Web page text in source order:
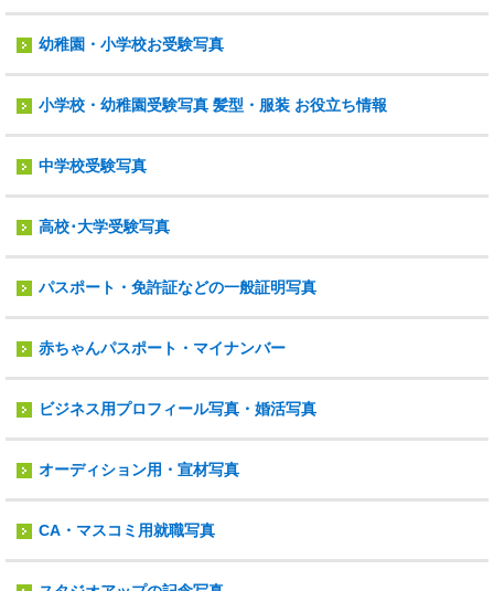
幼稚園・小学校お受験写真
小学校・幼稚園受験写真 髪型・服装 お役立ち情報
中学校受験写真
高校･大学受験写真
パスポート・免許証などの一般証明写真
赤ちゃんパスポート・マイナンバー
ビジネス用プロフィール写真・婚活写真
オーディション用・宣材写真
CA・マスコミ用就職写真